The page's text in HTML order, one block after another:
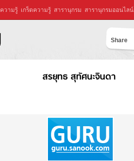
ความรู้ เกร็ดความรู้ สารานุกรม สารานุกรมออนไลน์
Share
สรยุทธ สุทัศนะจินดา